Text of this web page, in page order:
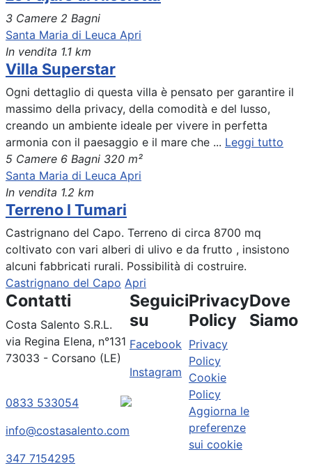
3 Camere 2 Bagni
Santa Maria di Leuca Apri
In vendita 1.1 km
Villa Superstar
Ogni dettaglio di questa villa è pensato per garantire il
massimo della privacy, della comodità e del lusso,
creando un ambiente ideale per vivere in perfetta
armonia con il paesaggio e il mare che ... Leggi tutto
5 Camere 6 Bagni 320 m²
Santa Maria di Leuca Apri
In vendita 1.2 km
Terreno I Tumari
Castrignano del Capo. Terreno di circa 8700 mq
coltivato con vari alberi di ulivo e da frutto , insistono
alcuni fabbricati rurali. Possibilità di costruire.
Castrignano del Capo Apri
Contatti
Costa Salento S.R.L.
via Regina Elena, n°131
73033 - Corsano (LE)
0833 533054
info@costasalento.com
347 7154295
Seguici
su
Facebook
Instagram
Privacy
Policy
Privacy
Policy
Cookie
Policy
Aggiorna le
preferenze
sui cookie
Dove
Siamo